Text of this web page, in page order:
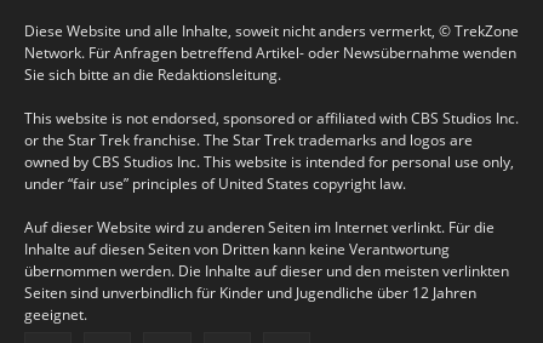
Diese Website und alle Inhalte, soweit nicht anders vermerkt, © TrekZone
Network. Für Anfragen betreffend Artikel- oder Newsübernahme wenden
Sie sich bitte an die Redaktionsleitung.
This website is not endorsed, sponsored or affiliated with CBS Studios Inc.
or the Star Trek franchise. The Star Trek trademarks and logos are
owned by CBS Studios Inc. This website is intended for personal use only,
under “fair use” principles of United States copyright law.
Auf dieser Website wird zu anderen Seiten im Internet verlinkt. Für die
Inhalte auf diesen Seiten von Dritten kann keine Verantwortung
übernommen werden. Die Inhalte auf dieser und den meisten verlinkten
Seiten sind unverbindlich für Kinder und Jugendliche über 12 Jahren
geeignet.